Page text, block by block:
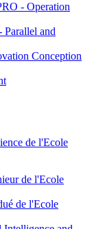
- Operation
and
Conception
de l'Ecole
de l'Ecole
de l'Ecole